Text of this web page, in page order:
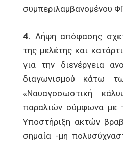
συμπεριλαμβανομένου
4. Λήψη απόφασης
της μελέτης και
για την διενέργεια
διαγωνισμού κάτω
«Ναυαγοσωστική
παραλιών σύμφωνα με
Υποστήριξη ακτών
σημαία -μη